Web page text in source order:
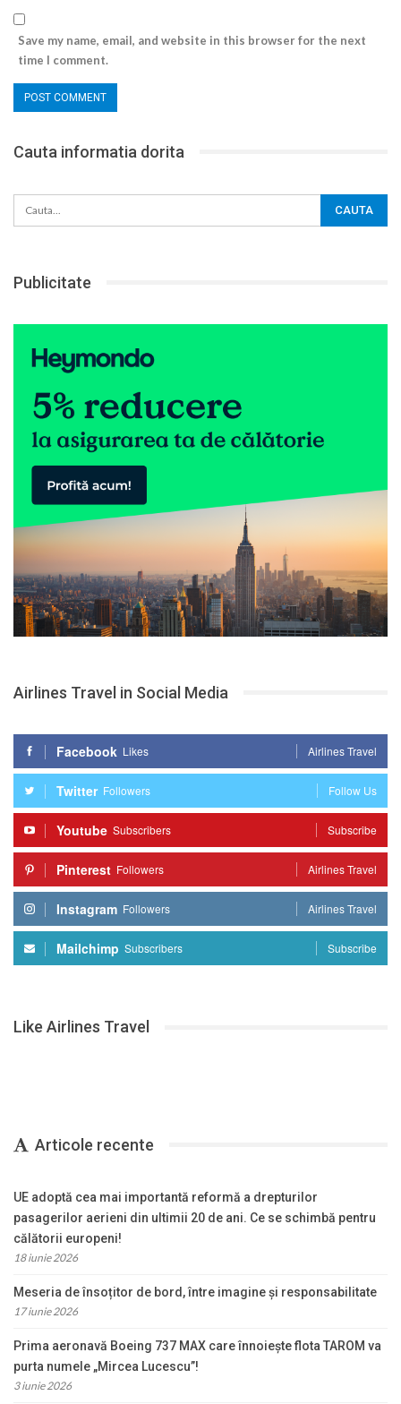
Save my name, email, and website in this browser for the next
time I comment.
Cauta informatia dorita
Publicitate
Airlines Travel in Social Media
Facebook Likes Airlines Travel
Twitter Followers Follow Us
Youtube Subscribers Subscribe
Pinterest Followers Airlines Travel
Instagram Followers Airlines Travel
Mailchimp Subscribers Subscribe
Like Airlines Travel
Articole recente
UE adoptă cea mai importantă reformă a drepturilor
pasagerilor aerieni din ultimii 20 de ani. Ce se schimbă pentru
călătorii europeni!
18 iunie 2026
Meseria de însoțitor de bord, între imagine și responsabilitate
17 iunie 2026
Prima aeronavă Boeing 737 MAX care înnoiește flota TAROM va
purta numele „Mircea Lucescu”!
3 iunie 2026